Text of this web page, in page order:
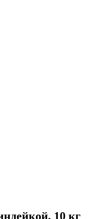
10 кг